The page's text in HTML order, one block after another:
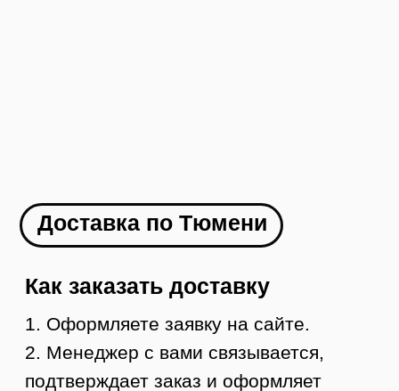
1. Оформляете заявку на сайте
2. Менеджер с вами связывается и
оформляет доставку в ваш город
4. В течение 1-2 дней мы отправляем ваш
5. Вы получаете груз в своем городе,
осматриваете и забираете
УЗНАТЬ СТОИМОСТЬ ДОСТАВКИ